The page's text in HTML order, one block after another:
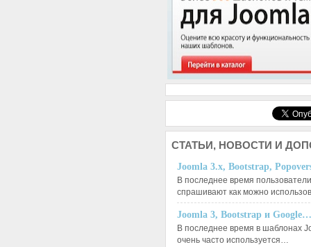
СТАТЬИ, НОВОСТИ И
Joomla 3.x, Bootstrap,
В последнее время
спрашивают как можно
Joomla 3, Bootstrap и Google…
В последнее время в шаблонах
очень часто используется…